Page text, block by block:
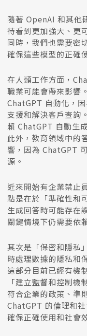
隨著 OpenAI 和其他
待看到更加強大、更
同時，我們也需要密
確保這些模型的正確
在人類工作方面，
職業可能會帶來影響
ChatGPT 自動化，
支援和解決客戶查詢
賴 ChatGPT 自動生
此外，教育領域中的
響，因為 ChatGPT
源。
近來開始有企業禁止
點是在於「準確性和
生成回答時可能存在
關鍵情境下仍需要依
其次是「保密和隱私
時處理數據的隱私和
這部分目前已經有機
「建立監督和控制
符合企業的政策、準
ChatGPT 的倫理和
確保正確使用和社會